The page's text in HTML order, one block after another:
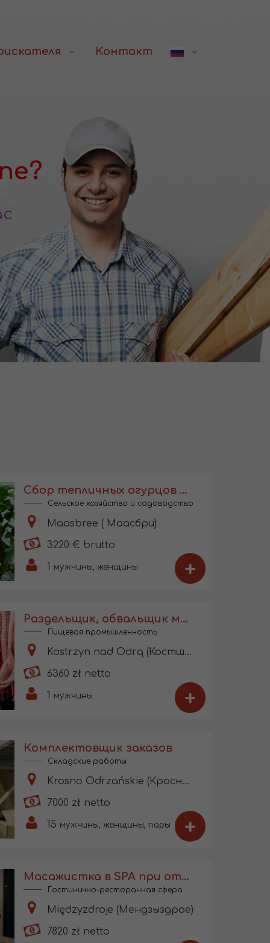
Контакт
Сбор тепличных огурцов в Голландии
Сельское хозяйство и садоводство
Maasbree ( Маасбри)
3220 € brutto
1 мужчины, женщины +
Раздельщик, обвальщик мяса
Пищевая промышленность
Kostrzyn nad Odrą (Костшин-над-Одрой)
6360 zł netto
мужчины +
Комплектовщик заказов
Складские работы
Krosno Odrzańskie (Кросно-Оджаньске)
7000 zł netto
15 мужчины, женщины, пары +
Масажистка в SPA при отеле
Гостинично-ресторанная сфера
Międzyzdroje (Мендзыздрое)
7820 zł netto